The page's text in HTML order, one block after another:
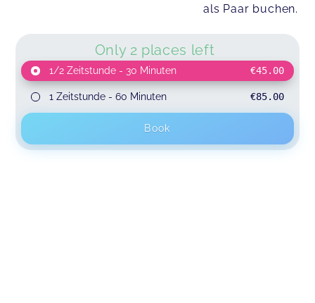
als Paar buchen.
Only 2 places left
1/2 Zeitstunde - 30 Minuten €45.00
1 Zeitstunde - 60 Minuten €85.00
Book